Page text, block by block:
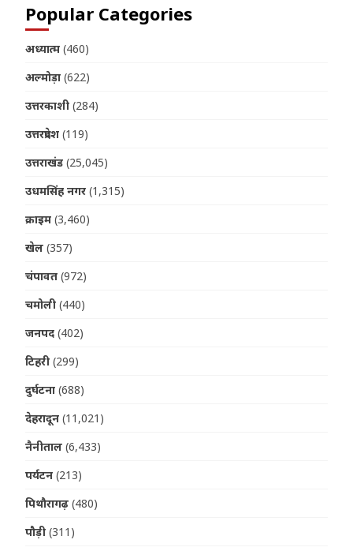
Popular Categories
अध्यात्म (460)
अल्मोड़ा (622)
उत्तरकाशी (284)
उत्तरप्रदेश (119)
उत्तराखंड (25,045)
उधमसिंह नगर (1,315)
क्राइम (3,460)
खेल (357)
चंपावत (972)
चमोली (440)
जनपद (402)
टिहरी (299)
दुर्घटना (688)
देहरादून (11,021)
नैनीताल (6,433)
पर्यटन (213)
पिथौरागढ़ (480)
पौड़ी (311)